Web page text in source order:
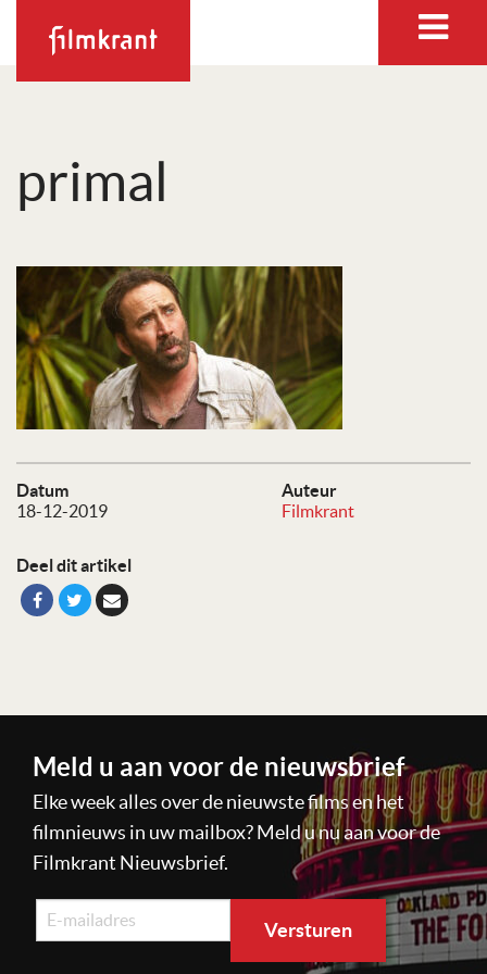
primal
Datum
18-12-2019
Auteur
Filmkrant
Deel dit artikel
Meld u aan voor de nieuwsbrief
Elke week alles over de nieuwste films en het
filmnieuws in uw mailbox? Meld u nu aan voor de
Filmkrant Nieuwsbrief.